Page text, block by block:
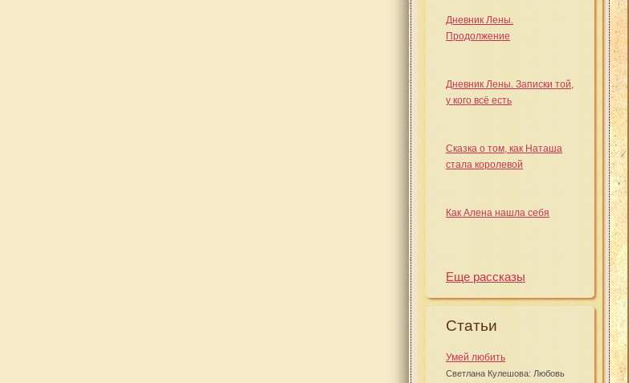
Дневник Лены.
Продолжение
Дневник Лены. Записки той,
у кого всё есть
Сказка о том, как Наташа
стала королевой
Как Алена нашла себя
Еще рассказы
Статьи
Умей любить
Светлана Кулешова: Любовь